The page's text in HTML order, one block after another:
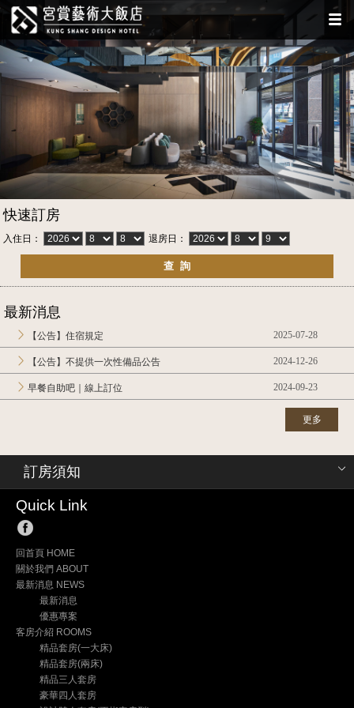
快速訂房
入住日： 退房日：
最新消息
【公告】住宿規定 2025-07-28
【公告】不提供一次性備品公告 2024-12-26
早餐自助吧｜線上訂位 2024-09-23
更多
訂房須知
Quick Link
回首頁 HOME
關於我們 ABOUT
最新消息 NEWS
最新消息
優惠專案
客房介紹 ROOMS
精品套房(一大床)
精品套房(兩床)
精品三人套房
豪華四人套房